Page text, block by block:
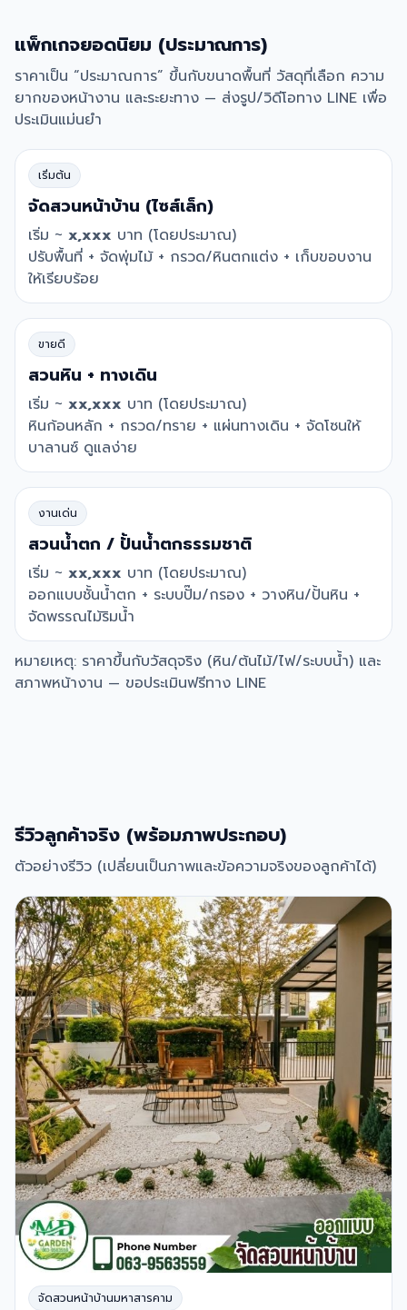
แพ็กเกจยอดนิยม (ประมาณการ)
ราคาเป็น “ประมาณการ” ขึ้นกับขนาดพื้นที่ วัสดุที่เลือก ความ
ยากของหน้างาน และระยะทาง — ส่งรูป/วิดีโอทาง LINE เพื่อ
ประเมินแม่นยำ
เริ่มต้น
จัดสวนหน้าบ้าน (ไซส์เล็ก)
เริ่ม ~ x,xxx บาท (โดยประมาณ)
ปรับพื้นที่ + จัดพุ่มไม้ + กรวด/หินตกแต่ง + เก็บขอบงาน
ให้เรียบร้อย
ขายดี
สวนหิน + ทางเดิน
เริ่ม ~ xx,xxx บาท (โดยประมาณ)
หินก้อนหลัก + กรวด/ทราย + แผ่นทางเดิน + จัดโซนให้
บาลานซ์ ดูแลง่าย
งานเด่น
สวนน้ำตก / ปั้นน้ำตกธรรมชาติ
เริ่ม ~ xx,xxx บาท (โดยประมาณ)
ออกแบบชั้นน้ำตก + ระบบปั๊ม/กรอง + วางหิน/ปั้นหิน +
จัดพรรณไม้ริมน้ำ
หมายเหตุ: ราคาขึ้นกับวัสดุจริง (หิน/ต้นไม้/ไฟ/ระบบน้ำ) และ
สภาพหน้างาน — ขอประเมินฟรีทาง LINE
รีวิวลูกค้าจริง (พร้อมภาพประกอบ)
ตัวอย่างรีวิว (เปลี่ยนเป็นภาพและข้อความจริงของลูกค้าได้)
จัดสวนหน้าบ้านมหาสารคาม